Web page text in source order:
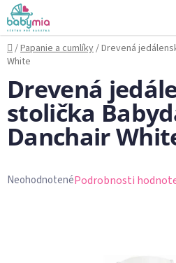
Prejsť
na
obsah
Domov
/Papanie a cumlíky/Drevená
White
Drevená
stolička
Danchair
Priemerné
NeohodnotenéPodrobnosti